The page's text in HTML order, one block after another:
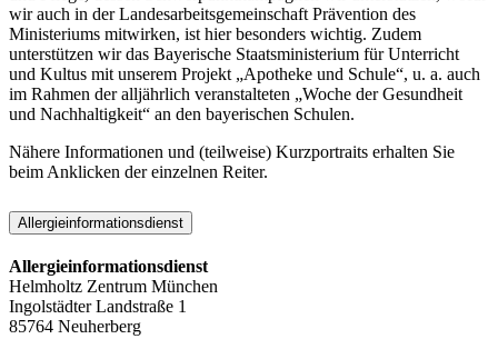
wir auch in der Landesarbeitsgemeinschaft Prävention des
Ministeriums mitwirken, ist hier besonders wichtig. Zudem
unterstützen wir das Bayerische Staatsministerium für Unterricht
und Kultus mit unserem Projekt „Apotheke und Schule“, u. a. auch
im Rahmen der alljährlich veranstalteten „Woche der Gesundheit
und Nachhaltigkeit“ an den bayerischen Schulen.
Nähere Informationen und (teilweise) Kurzportraits erhalten Sie
beim Anklicken der einzelnen Reiter.
Allergieinformationsdienst
Allergieinformationsdienst
Helmholtz Zentrum München
Ingolstädter Landstraße 1
85764 Neuherberg